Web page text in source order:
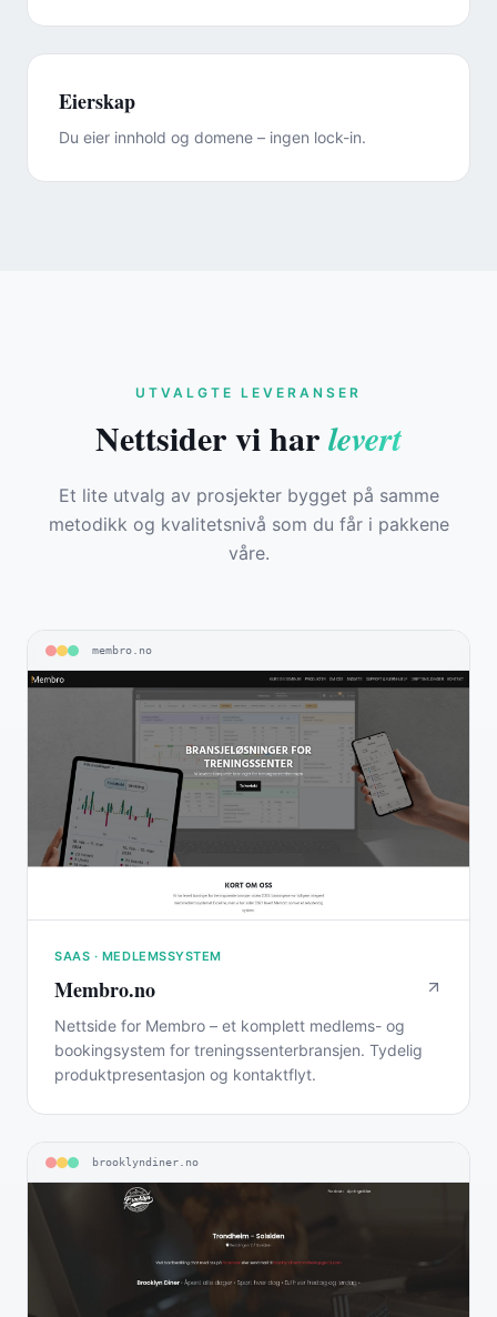
Eierskap
Du eier innhold og domene – ingen lock-in.
UTVALGTE LEVERANSER
Nettsider vi harlevert
Et lite utvalg av prosjekter bygget på samme
metodikk og kvalitetsnivå som du får i pakkene
våre.
membro.no
SAAS · MEDLEMSSYSTEM
Membro.no
Nettside for Membro – et komplett medlems- og
bookingsystem for treningssenterbransjen. Tydelig
produktpresentasjon og kontaktflyt.
brooklyndiner.no